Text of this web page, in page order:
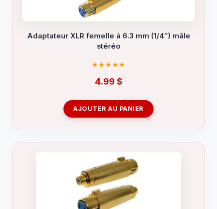
Adaptateur XLR femelle à 6.3 mm (1/4″) mâle
stéréo
4.99 $
AJOUTER AU PANIER